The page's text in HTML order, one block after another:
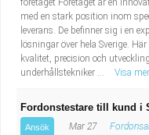
företaget Företaget är en
med en stark position inom
leverans. De befinner sig i en
lösningar över hela Sverige.
kvalitet, precision och
underhållstekniker ...
Visa mer
Fordonstestare till kund i
Ansök Mar 27